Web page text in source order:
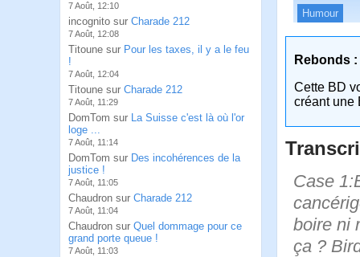
7 Août, 12:10
incognito sur Charade 212
7 Août, 12:08
Titoune sur Pour les taxes, il y a le feu
!
7 Août, 12:04
Titoune sur Charade 212
7 Août, 11:29
DomTom sur La Suisse c'est là où l'or
loge ...
7 Août, 11:14
DomTom sur Des incohérences de la
justice !
7 Août, 11:05
Chaudron sur Charade 212
7 Août, 11:04
Chaudron sur Quel dommage pour ce
grand porte queue !
7 Août, 11:03
Humour
Rebonds :
Cette BD
créant une
Case
boire ni
ça ?